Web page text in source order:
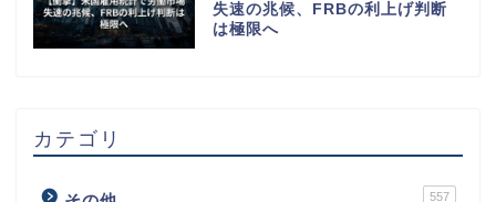
失速の兆候、FRBの利上げ判断
は極限へ
カテゴリ
557